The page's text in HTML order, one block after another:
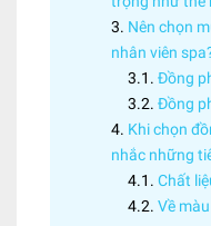
Nên chọn
nhân viên
Đồng
Đồng
Khi chọn
nhắc những
Chất
Về